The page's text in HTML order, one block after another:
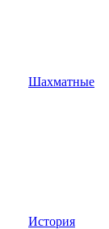
Шахматные
История